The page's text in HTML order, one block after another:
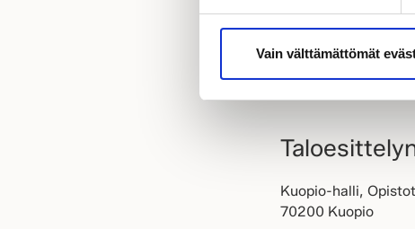
Vain välttämättömät
Tuo ideasi meille,
Pyydä
Kuopio-halli,
70200 Kuopio